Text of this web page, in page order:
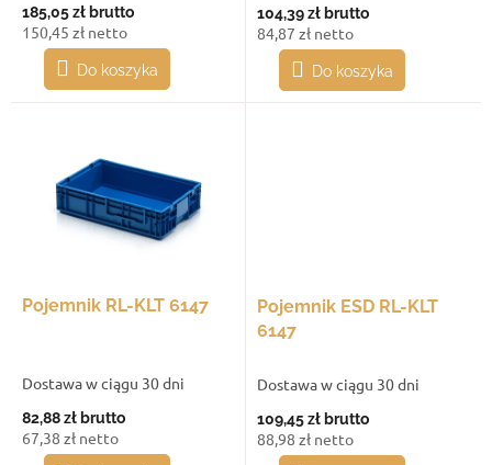
w
185,05 zł brutto
150,45 zł netto
Do koszyka
104,39 zł brutto
84,87 zł netto
Do koszyka
Pojemnik RL-KLT 6147
Dostawa w ciągu 30 dni
82,88 zł brutto
67,38 zł netto
Pojemnik ESD RL-KLT
6147
Dostawa w ciągu 30 dni
109,45 zł brutto
88,98 zł netto